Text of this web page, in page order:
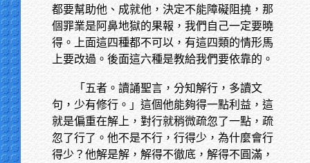
都要幫助他、成就他，決定不能障礙阻撓，那
個罪業是阿鼻地獄的果報，我們自己一定要曉
得。上面這四種都不可以，有這四類的情形馬
上要改過。後面這六種是教給我們要依靠的。
「五者。讀誦聖言，分知解行，多讀文
句，少有修行。」這個他能夠得一點利益，這
就是偏重在解上，對行就稍微疏忽了一點，疏
忽了行了。他不是不行，行得少，為什麼會行
得少？他解是解，解得不徹底，解得不圓滿，